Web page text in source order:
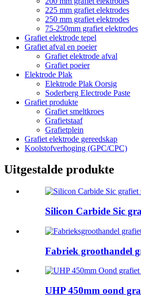
225 mm grafiet elektrodes
250 mm grafiet elektrodes
75-250mm grafiet elektrodes
Grafiet elektrode tepel
Grafiet afval en poeier
Grafiet elektrode afval
Grafiet poeier
Elektrode Plak
Elektrode Plak Oorsig
Soderberg Electrode Paste
Grafiet produkte
Grafiet smeltkroes
Grafietstaaf
Grafietplein
Grafiet elektrode gereedskap
Koolstofverhoging (GPC/CPC)
Uitgestalde produkte
Silicon Carbide Sic
Fabriek groothandel
UHP 450mm oond